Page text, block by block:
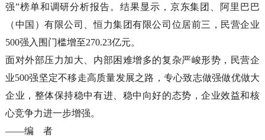
强”榜单和调研分析报告。结果显示，京东集团、阿里巴巴
（中国）有限公司、恒力集团有限公司位居前三，民营企业
500强入围门槛增至270.23亿元。
面对外部压力加大、内部困难增多的复杂严峻形势，民营企
业500强坚定不移走高质量发展之路，专心致志做强做优做大
企业，整体保持稳中有进、稳中向好的态势，企业效益和核
心竞争力进一步增强。
——编 者